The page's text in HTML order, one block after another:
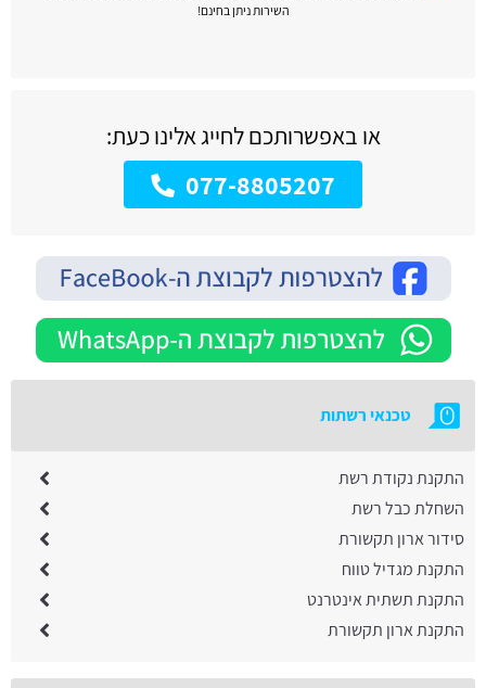
השירות ניתן בחינם!
או באפשרותכם לחייג אלינו כעת:
077-8805207
טכנאי רשתות
התקנת נקודת רשת
השחלת כבל רשת
סידור ארון תקשורת
התקנת מגדיל טווח
התקנת תשתית אינטרנט
התקנת ארון תקשורת